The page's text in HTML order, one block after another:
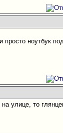
просто ноутбук
улице, то